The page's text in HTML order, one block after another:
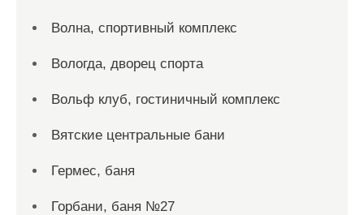
Волна, спортивный комплекс
Вологда, дворец спорта
Вольф клуб, гостиничный комплекс
Вятские центральные бани
Гермес, баня
Горбани, баня №27